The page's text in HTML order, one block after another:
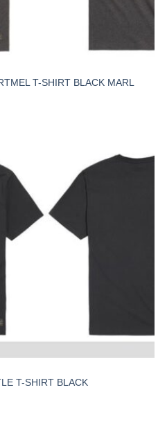
T-SHIRT BLACK MARL
T-SHIRT BLACK